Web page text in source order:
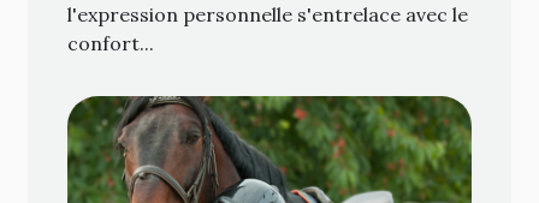
l'expression personnelle s'entrelace avec le
confort...